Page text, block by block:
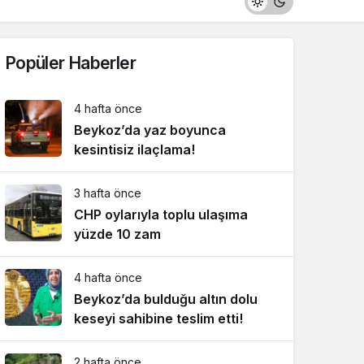
Popüler Haberler
4 hafta önce
Beykoz’da yaz boyunca
kesintisiz ilaçlama!
3 hafta önce
CHP oylarıyla toplu ulaşıma
yüzde 10 zam
4 hafta önce
Beykoz’da bulduğu altın dolu
keseyi sahibine teslim etti!